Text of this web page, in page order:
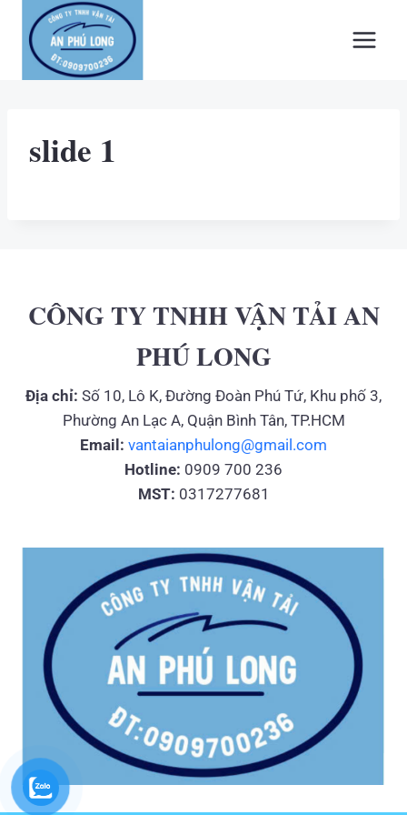
content
slide 1
CÔNG TY TNHH VẬN TẢI AN
PHÚ LONG
Địa chỉ: Số 10, Lô K, Đường Đoàn Phú Tứ, Khu phố 3,
Phường An Lạc A, Quận Bình Tân, TP.HCM
Email: vantaianphulong@gmail.com
Hotline: 0909 700 236
MST: 0317277681